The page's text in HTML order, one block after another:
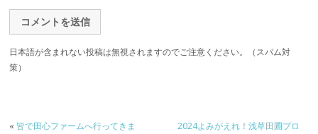
日本語が含まれない投稿は無視されますのでご注意ください。（スパム対
策）
« 皆で田心ファームへ行ってきま
2024よみがえれ！浅草田圃プロ